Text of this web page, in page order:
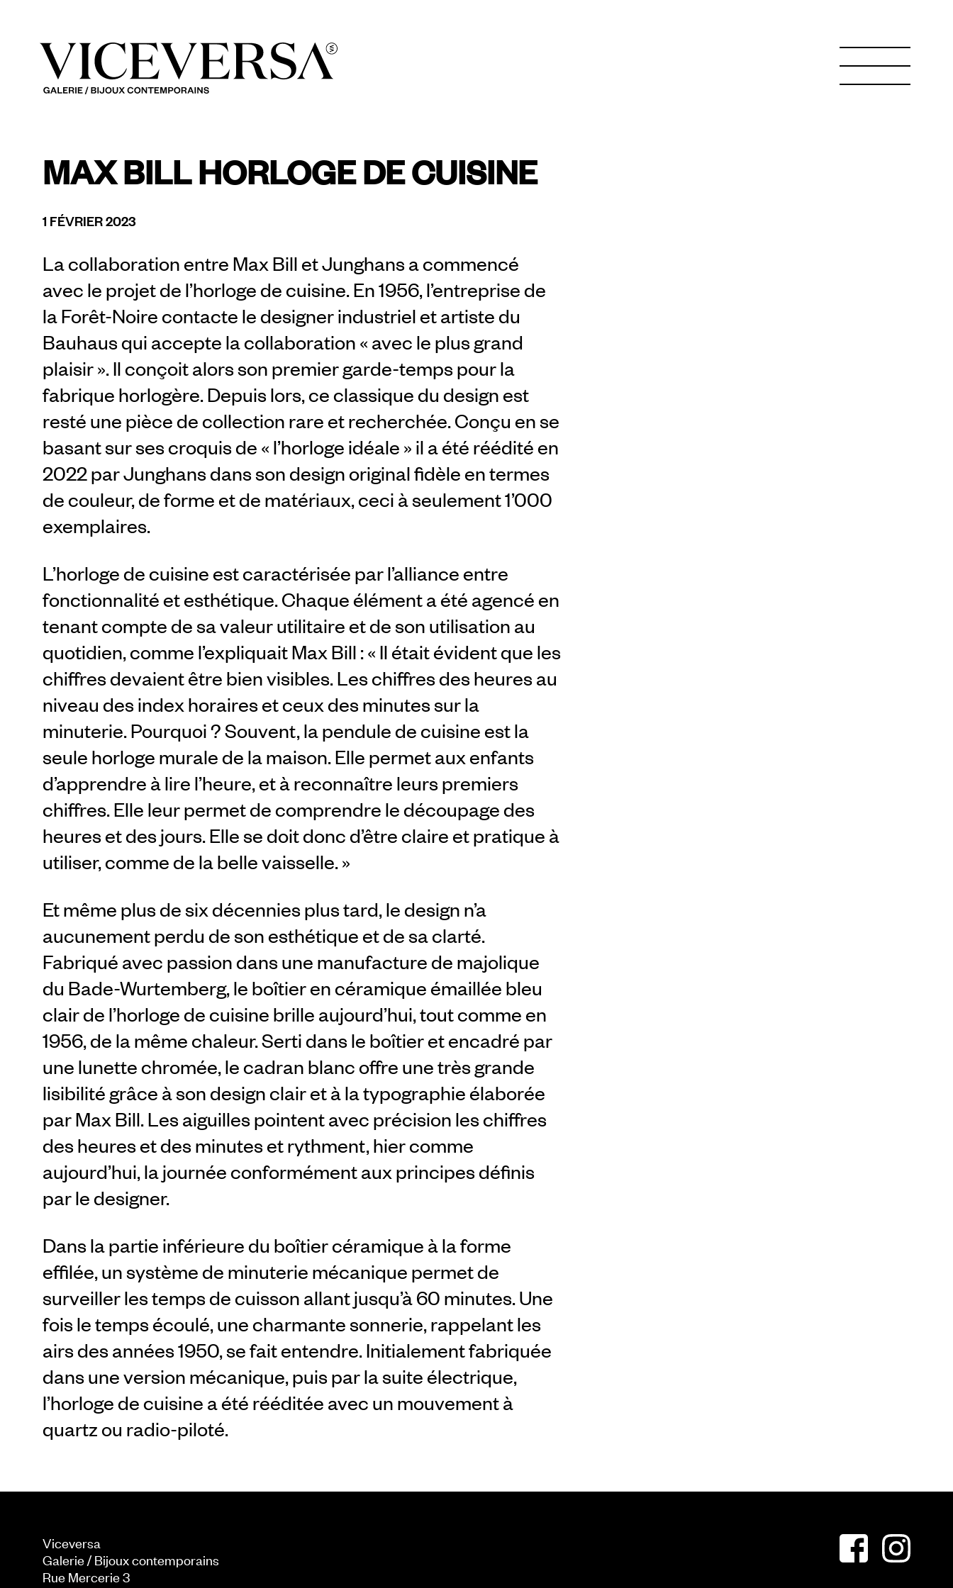
MAX BILL HORLOGE DE CUISINE
1 FÉVRIER 2023
La collaboration entre Max Bill et Junghans a commencé
avec le projet de l’horloge de cuisine. En 1956, l’entreprise de
la Forêt-Noire contacte le designer industriel et artiste du
Bauhaus qui accepte la collaboration « avec le plus grand
plaisir ». Il conçoit alors son premier garde-temps pour la
fabrique horlogère. Depuis lors, ce classique du design est
resté une pièce de collection rare et recherchée. Conçu en se
basant sur ses croquis de « l’horloge idéale » il a été réédité en
2022 par Junghans dans son design original fidèle en termes
de couleur, de forme et de matériaux, ceci à seulement 1’000
exemplaires.
L’horloge de cuisine est caractérisée par l’alliance entre
fonctionnalité et esthétique. Chaque élément a été agencé en
tenant compte de sa valeur utilitaire et de son utilisation au
quotidien, comme l’expliquait Max Bill : « Il était évident que les
chiffres devaient être bien visibles. Les chiffres des heures au
niveau des index horaires et ceux des minutes sur la
minuterie. Pourquoi ? Souvent, la pendule de cuisine est la
seule horloge murale de la maison. Elle permet aux enfants
d’apprendre à lire l’heure, et à reconnaître leurs premiers
chiffres. Elle leur permet de comprendre le découpage des
heures et des jours. Elle se doit donc d’être claire et pratique à
utiliser, comme de la belle vaisselle. »
Et même plus de six décennies plus tard, le design n’a
aucunement perdu de son esthétique et de sa clarté.
Fabriqué avec passion dans une manufacture de majolique
du Bade-Wurtemberg, le boîtier en céramique émaillée bleu
clair de l’horloge de cuisine brille aujourd’hui, tout comme en
1956, de la même chaleur. Serti dans le boîtier et encadré par
une lunette chromée, le cadran blanc offre une très grande
lisibilité grâce à son design clair et à la typographie élaborée
par Max Bill. Les aiguilles pointent avec précision les chiffres
des heures et des minutes et rythment, hier comme
aujourd’hui, la journée conformément aux principes définis
par le designer.
Dans la partie inférieure du boîtier céramique à la forme
effilée, un système de minuterie mécanique permet de
surveiller les temps de cuisson allant jusqu’à 60 minutes. Une
fois le temps écoulé, une charmante sonnerie, rappelant les
airs des années 1950, se fait entendre. Initialement fabriquée
dans une version mécanique, puis par la suite électrique,
l’horloge de cuisine a été rééditée avec un mouvement à
quartz ou radio-piloté.
Viceversa
Galerie / Bijoux contemporains
Rue Mercerie 3